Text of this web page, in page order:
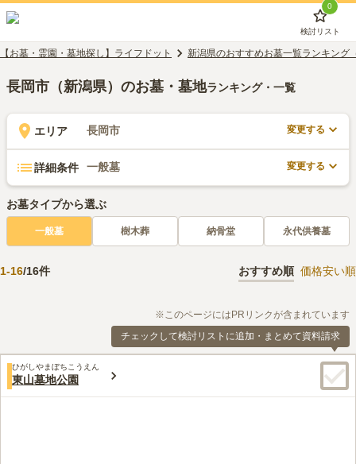
0
検討リスト
【お墓・霊園・墓地探し】ライフドット 新潟県のおすすめお墓一覧ランキング
長岡市（新潟県）のお墓・墓地ランキング・一覧
エリア 長岡市 変更する
詳細条件 一般墓 変更する
お墓タイプから選ぶ
一般墓 樹木葬 納骨堂 永代供養墓
1-16/16件 おすすめ順 価格安い順
※このページにはPRリンクが含まれています
チェックして検討リストに追加・まとめて資料請求
ひがしやまぼちこうえん
東山墓地公園